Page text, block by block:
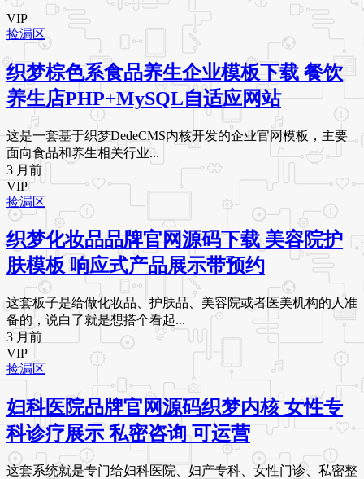
VIP
捡漏区
织梦棕色系食品养生企业模板下载 餐饮
养生店PHP+MySQL自适应网站
这是一套基于织梦DedeCMS内核开发的企业官网模板，主要
面向食品和养生相关行业...
3 月前
VIP
捡漏区
织梦化妆品品牌官网源码下载 美容院护
肤模板 响应式产品展示带预约
这套板子是给做化妆品、护肤品、美容院或者医美机构的人准
备的，说白了就是想搭个看起...
3 月前
VIP
捡漏区
妇科医院品牌官网源码织梦内核 女性专
科诊疗展示 私密咨询 可运营
这套系统就是专门给妇科医院、妇产专科、女性门诊、私密整